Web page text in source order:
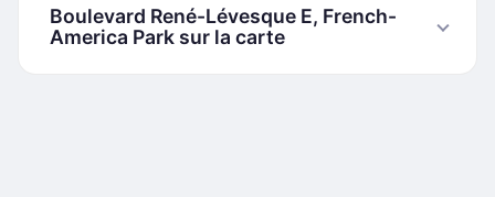
Boulevard René-Lévesque E, French-
America Park sur la carte